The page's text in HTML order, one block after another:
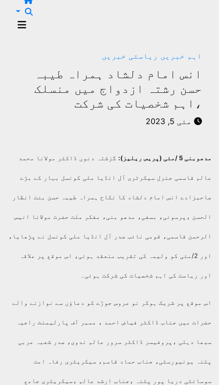
اہم خبریں ریاستی خبریں
انس امام دلشاد ہمراہ طیبہ
حسن رشتہ ازدواج میں منسلک
،اہم شخصیات کی شرکت
مئی 5, 2023
5 /مئی (پریس ریلیز): گزشتہ دنوں ڈاکٹر مولانا محمد
قاسمی جنرل سیکرٹری آل انڈیا ملی کونسل بہار کے بڑے
انس امام دلشاد کا نکاح ہمراہ طیبہ حسن بنت انظار
،پرسونی، بسفی، مدھو بنی، مفکر ملت حضرت مولانا انیس
قاسمی، قومی نائب صدر آل انڈیا ملی کونسل نے پڑھایا،
اور 2/مئی کو ولیمہ کی تقریب منعقد ہوئی، اس موقع پر علاقہ
ریاست کی اہم شخصیات کی شرکت ہوئی۔
موقع پر شریک ہوکر نو عروس جوڑے کو دعاؤں سے نوازنے والے
میں جناب ڈاکٹر فیاض احمد ، ممبر آف پارلیمنٹ راجیہ
دہلی ،پروفیسر ڈاکٹر سرور عالم ندوی، صدر شعبہ عربی
یونیورسٹی، جناب حماد قاسم، سیکریٹری رفاہ امت
دریا پور پٹنہ ،جناب ارشد عالم ،سیکریٹری جامع